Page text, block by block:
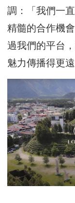
調：「我們一
精髓的合作機
過我們的平台
魅力傳播得更遠